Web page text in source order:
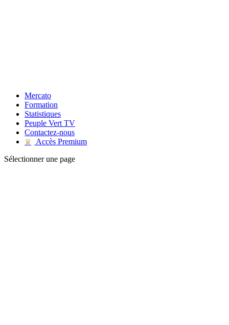
Mercato
Formation
Statistiques
Peuple Vert TV
Contactez-nous
♛
Accès Premium
Sélectionner une page